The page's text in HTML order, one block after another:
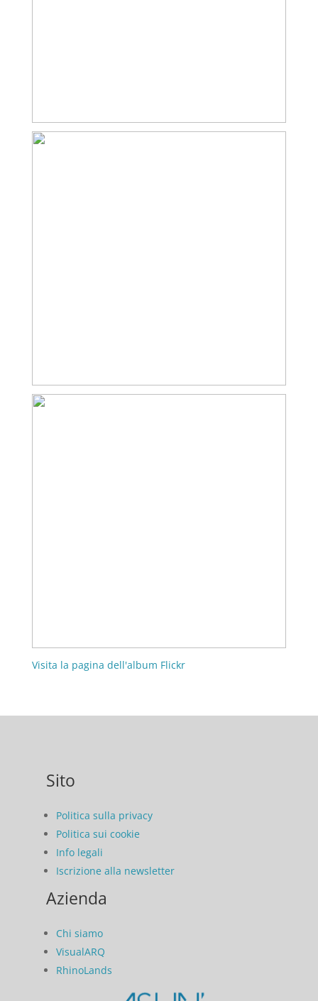
Visita la pagina dell'album Flickr
Sito
Politica sulla privacy
Politica sui cookie
Info legali
Iscrizione alla newsletter
Azienda
Chi siamo
VisualARQ
RhinoLands